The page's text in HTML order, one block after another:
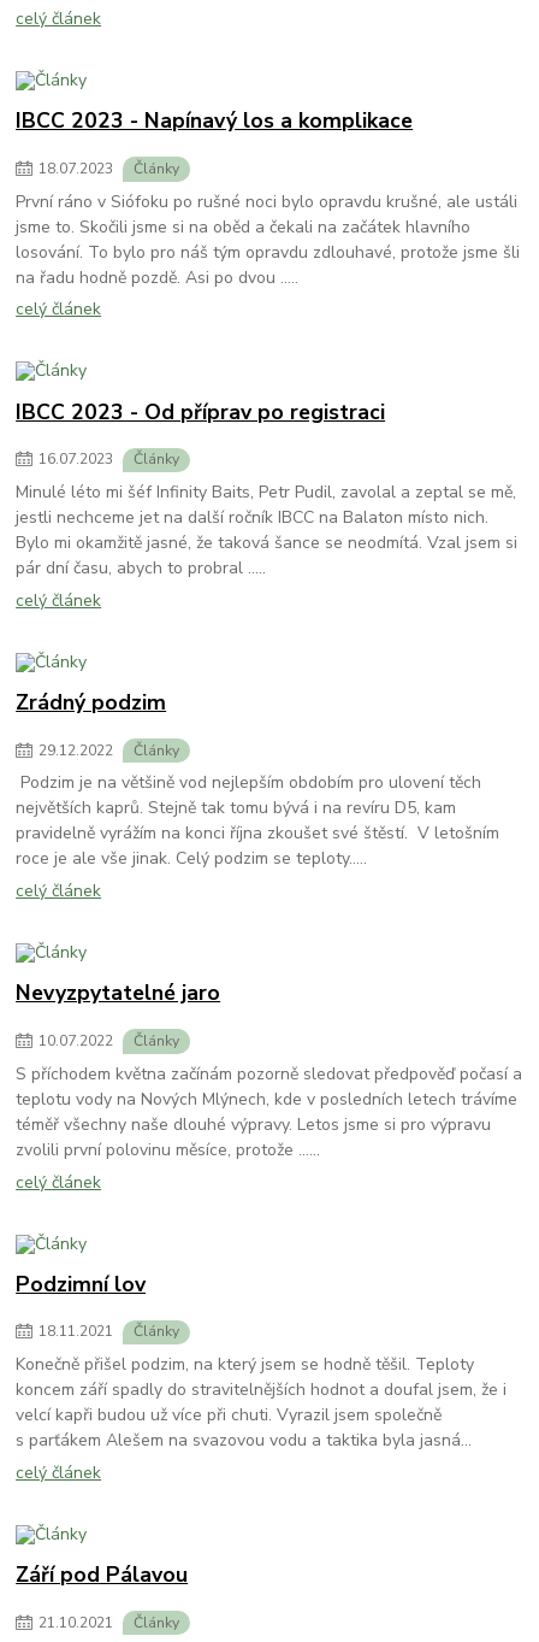
celý článek
IBCC 2023 - Napínavý los a komplikace
18.07.2023 Články
První ráno v Siófoku po rušné noci bylo opravdu krušné, ale ustáli
jsme to. Skočili jsme si na oběd a čekali na začátek hlavního
losování. To bylo pro náš tým opravdu zdlouhavé, protože jsme šli
na řadu hodně pozdě. Asi po dvou .....
celý článek
IBCC 2023 - Od příprav po registraci
16.07.2023 Články
Minulé léto mi šéf Infinity Baits, Petr Pudil, zavolal a zeptal se mě,
jestli nechceme jet na další ročník IBCC na Balaton místo nich.
Bylo mi okamžitě jasné, že taková šance se neodmítá. Vzal jsem si
pár dní času, abych to probral .....
celý článek
Zrádný podzim
29.12.2022 Články
Podzim je na většině vod nejlepším obdobím pro ulovení těch
největších kaprů. Stejně tak tomu bývá i na revíru D5, kam
pravidelně vyrážím na konci října zkoušet své štěstí. V letošním
roce je ale vše jinak. Celý podzim se teploty.....
celý článek
Nevyzpytatelné jaro
10.07.2022 Články
S příchodem května začínám pozorně sledovat předpověď počasí a
teplotu vody na Nových Mlýnech, kde v posledních letech trávíme
téměř všechny naše dlouhé výpravy. Letos jsme si pro výpravu
zvolili první polovinu měsíce, protože ......
celý článek
Podzimní lov
18.11.2021 Články
Konečně přišel podzim, na který jsem se hodně těšil. Teploty
koncem září spadly do stravitelnějších hodnot a doufal jsem, že i
velcí kapři budou už více při chuti. Vyrazil jsem společně
s parťákem Alešem na svazovou vodu a taktika byla jasná…
celý článek
Září pod Pálavou
21.10.2021 Články